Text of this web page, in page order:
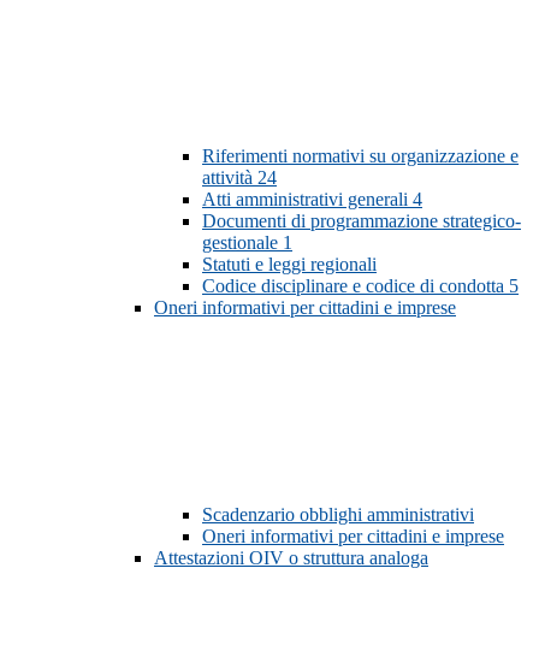
Riferimenti normativi su organizzazione e
attività 24
Atti amministrativi generali 4
Documenti di programmazione strategico-
gestionale 1
Statuti e leggi regionali
Codice disciplinare e codice di condotta 5
Oneri informativi per cittadini e imprese
Scadenzario obblighi amministrativi
Oneri informativi per cittadini e imprese
Attestazioni OIV o struttura analoga